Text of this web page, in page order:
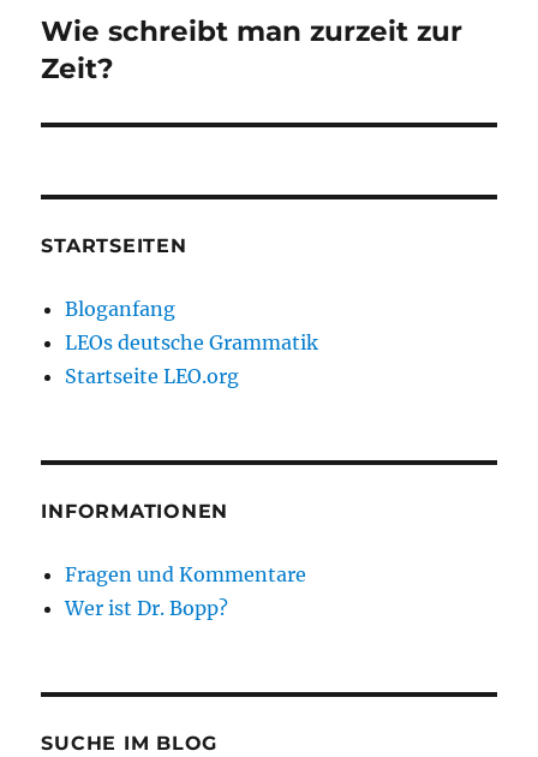
Nächster
Beitrag:
Wie schreibt man zurzeit zur
Zeit?
STARTSEITEN
Bloganfang
LEOs deutsche Grammatik
Startseite LEO.org
INFORMATIONEN
Fragen und Kommentare
Wer ist Dr. Bopp?
SUCHE IM BLOG